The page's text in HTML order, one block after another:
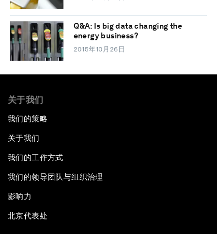
Q&A: Is big data changing the
energy business?
2015年10月26日
关于我们
我们的策略
关于我们
我们的工作方式
我们的领导团队与组织治理
影响力
北京代表处